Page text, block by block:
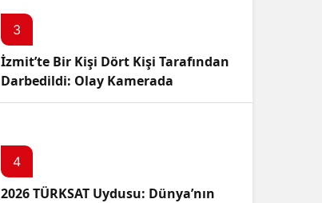
3
İzmit’te Bir Kişi Dört Kişi Tarafından
Darbedildi: Olay Kamerada
4
2026 TÜRKSAT Uydusu: Dünya’nın